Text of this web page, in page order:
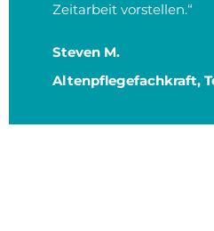
Zeitarbeit vorstellen.“
Steven M.
Altenpflegefachkraft,